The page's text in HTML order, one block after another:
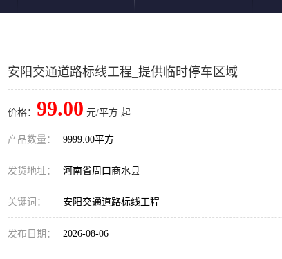
安阳交通道路标线工程_提供临时停车区域
价格： 99.00 元/平方 起
产品数量： 9999.00平方
发货地址： 河南省周口商水县
关键词： 安阳交通道路标线工程
发布日期： 2026-08-06